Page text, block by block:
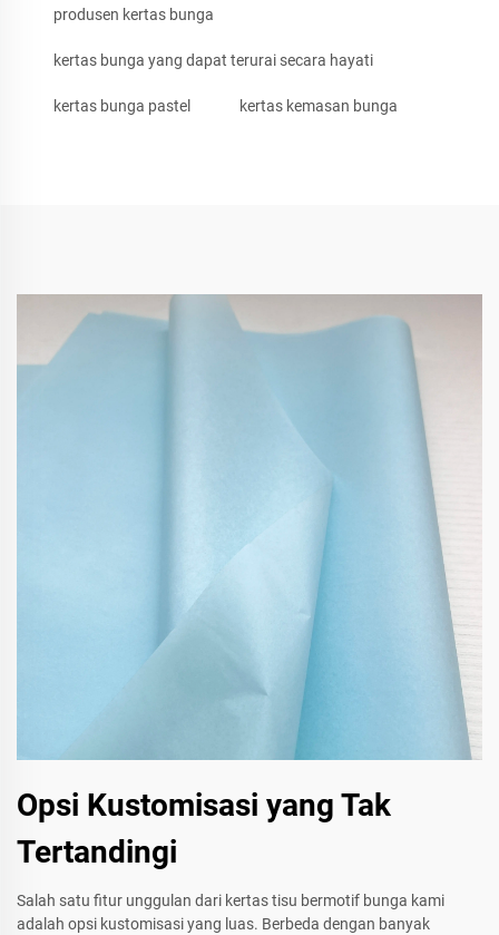
produsen kertas bunga
kertas bunga yang dapat terurai secara hayati
kertas bunga pastel kertas kemasan bunga
Opsi Kustomisasi yang Tak
Tertandingi
Salah satu fitur unggulan dari kertas tisu bermotif bunga kami
adalah opsi kustomisasi yang luas. Berbeda dengan banyak